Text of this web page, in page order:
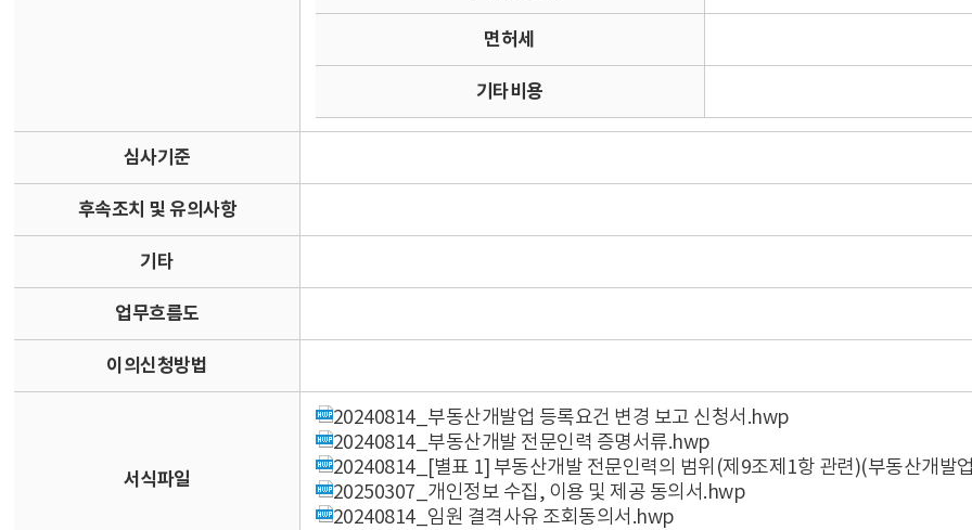
면허세
기타비용
심사기준
후속조치 및 유의사항
기타
업무흐름도
이의신청방법
서식파일
20240814_부동산개발업 등록요건 변경 보고 신청서.hwp
20240814_부동산개발 전문인력 증명서류.hwp
20240814_[별표 1] 부동산개발 전문인력의 범위(제9조제1항 관련)(부동산개발
20250307_개인정보 수집, 이용 및 제공 동의서.hwp
20240814_임원 결격사유 조회동의서.hwp